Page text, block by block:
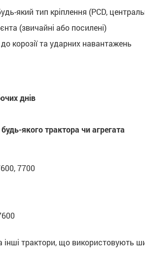
який тип кріплення (PCD,
(звичайні або посилені)
корозії та ударних навантажень
днів
якого трактора чи агрегата
7700
інші трактори, що використовують